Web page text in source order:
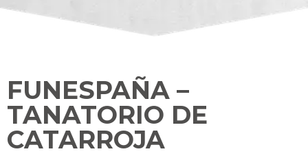
FUNESPAÑA –
TANATORIO DE
CATARROJA